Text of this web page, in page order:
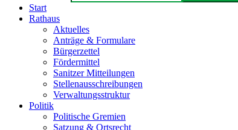
Start
Rathaus
Aktuelles
Anträge & Formulare
Bürgerzettel
Fördermittel
Sanitzer Mitteilungen
Stellenausschreibungen
Verwaltungsstruktur
Politik
Politische Gremien
Satzung & Ortsrecht